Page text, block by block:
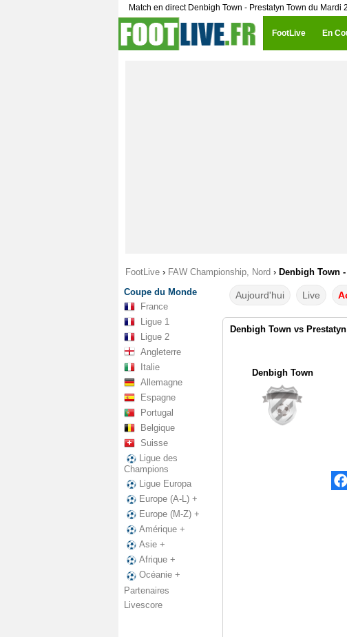
Match en direct Denbigh Town - Prestatyn Town du Mardi
FootLive En
FootLive › FAW Championship, Nord › Denbigh Town
Coupe du Monde
France
Ligue 1
Ligue 2
Angleterre
Italie
Allemagne
Espagne
Portugal
Belgique
Suisse
Ligue des
Champions
Ligue Europa
Europe (A-L) +
Europe (M-Z) +
Amérique +
Asie +
Afrique +
Océanie +
Partenaires
Livescore
Aujourd'hui Live
Denbigh Town vs
Denbigh Town